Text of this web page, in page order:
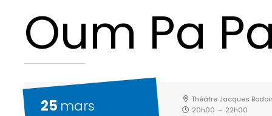
Oum Pa
25 mars
Théâtre Jacques
20h00 – 22h00